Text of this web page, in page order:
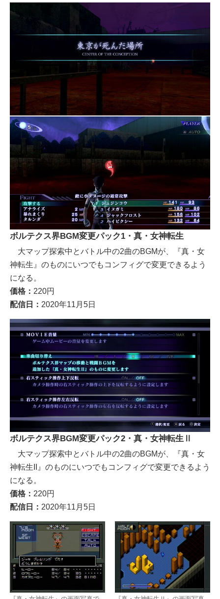
ボルテクス界BGM変更パック1・真・女神転生
大マップ探索中とバトル中の2曲のBGMが、『真・女
神転生』のものにいつでもコンフィグで変更できるよう
になる。
価格： 220円
配信日： 2020年11月5日
ボルテクス界BGM変更パック2・真・女神転生Ⅱ
大マップ探索中とバトル中の2曲のBGMが、『真・女
神転生II』のものにいつでもコンフィグで変更できるよう
になる。
価格： 220円
配信日： 2020年11月5日